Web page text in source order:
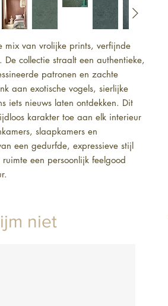
mix van vrolijke prints, verfijnde
De collectie straalt een authentieke,
patronen en zachte
aan exotische vogels, sierlijke
iets nieuws laten ontdekken. Dit
karakter toe aan elk interieur
slaapkamers en
een gedurfde, expressieve stijl
een persoonlijk feelgood
niet